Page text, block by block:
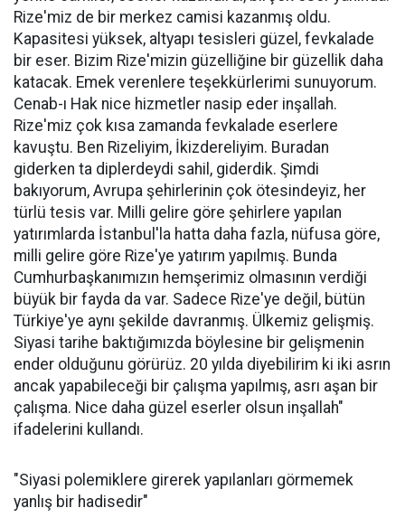
Rize'miz de bir merkez camisi kazanmış oldu.
Kapasitesi yüksek, altyapı tesisleri güzel, fevkalade
bir eser. Bizim Rize'mizin güzelliğine bir güzellik daha
katacak. Emek verenlere teşekkürlerimi sunuyorum.
Cenab-ı Hak nice hizmetler nasip eder inşallah.
Rize'miz çok kısa zamanda fevkalade eserlere
kavuştu. Ben Rizeliyim, İkizdereliyim. Buradan
giderken ta diplerdeydi sahil, giderdik. Şimdi
bakıyorum, Avrupa şehirlerinin çok ötesindeyiz, her
türlü tesis var. Milli gelire göre şehirlere yapılan
yatırımlarda İstanbul'la hatta daha fazla, nüfusa göre,
milli gelire göre Rize'ye yatırım yapılmış. Bunda
Cumhurbaşkanımızın hemşerimiz olmasının verdiği
büyük bir fayda da var. Sadece Rize'ye değil, bütün
Türkiye'ye aynı şekilde davranmış. Ülkemiz gelişmiş.
Siyasi tarihe baktığımızda böylesine bir gelişmenin
ender olduğunu görürüz. 20 yılda diyebilirim ki iki asrın
ancak yapabileceği bir çalışma yapılmış, asrı aşan bir
çalışma. Nice daha güzel eserler olsun inşallah"
ifadelerini kullandı.
"Siyasi polemiklere girerek yapılanları görmemek
yanlış bir hadisedir"